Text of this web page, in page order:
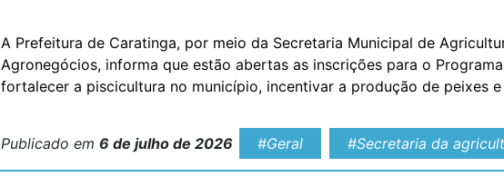
A Prefeitura de Caratinga, por meio da Secretaria Municipal de
Agronegócios, informa que estão abertas as inscrições para o
fortalecer a piscicultura no município, incentivar a produção de peixes
Publicado em6 de julho de 2026 #Geral #Secretaria da